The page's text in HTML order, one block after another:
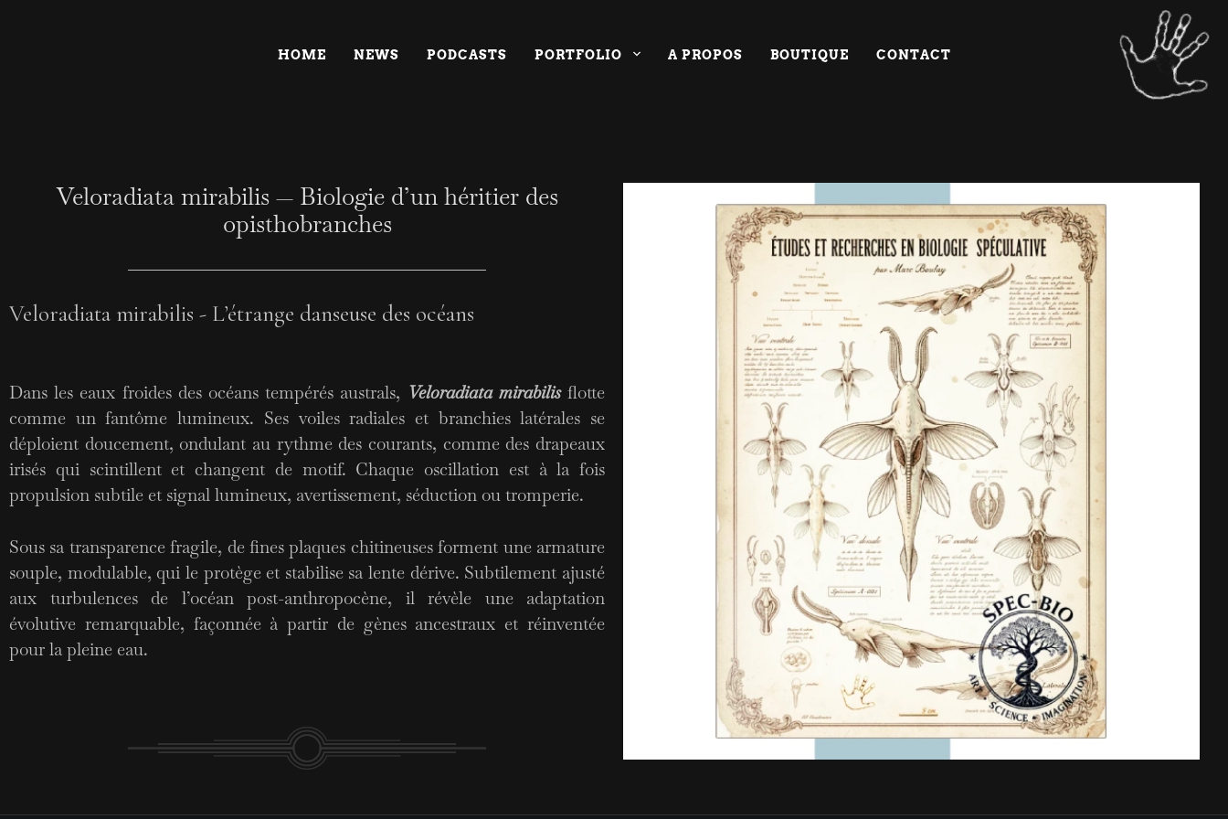
HOME NEWS PODCASTS PORTFOLIO A PROPOS BOUTIQUE CONTACT
Veloradiata mirabilis — Biologie d’un héritier des
opisthobranches
Veloradiata mirabilis - L’étrange danseuse des océans
Dans les eaux froides des océans tempérés australs, Veloradiata mirabilisflotte
comme un fantôme lumineux. Ses voiles radiales et branchies latérales se
déploient doucement, ondulant au rythme des courants, comme des drapeaux
irisés qui scintillent et changent de motif. Chaque oscillation est à la fois
propulsion subtile et signal lumineux, avertissement, séduction ou tromperie.
Sous sa transparence fragile, de fines plaques chitineuses forment une armature
souple, modulable, qui le protège et stabilise sa lente dérive. Subtilement ajusté
aux turbulences de l’océan post-anthropocène, il révèle une adaptation
évolutive remarquable, façonnée à partir de gènes ancestraux et réinventée
pour la pleine eau.